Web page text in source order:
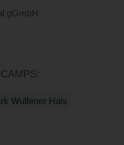
gGmbH
Wulfener Hals